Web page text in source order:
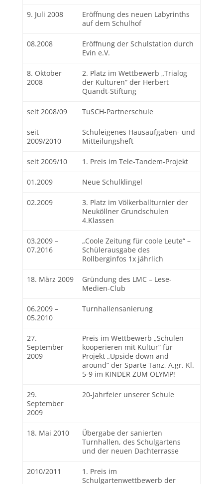
9. Juli 2008
Eröffnung des neuen Labyrinths
auf dem Schulhof
08.2008
Eröffnung der Schulstation durch
Evin e.V.
8. Oktober
2008
2. Platz im Wettbewerb „Trialog
der Kulturen“ der Herbert
Quandt-Stiftung
seit 2008/09 TuSCH-Partnerschule
seit
2009/2010
Schuleigenes Hausaufgaben- und
Mitteilungsheft
seit 2009/10 1. Preis im Tele-Tandem-Projekt
01.2009 Neue Schulklingel
02.2009
3. Platz im Völkerballturnier der
Neuköllner Grundschulen
4.Klassen
03.2009 –
07.2016
„Coole Zeitung für coole Leute“ –
Schülerausgabe des
Rollberginfos 1x jährlich
18. März 2009
Gründung des LMC – Lese-
Medien-Club
06.2009 –
05.2010
Turnhallensanierung
27.
September
2009
Preis im Wettbewerb „Schulen
kooperieren mit Kultur“ für
Projekt „Upside down and
around“ der Sparte Tanz, A.gr. Kl.
5-9 im KINDER ZUM OLYMP!
29.
September
2009
20-Jahrfeier unserer Schule
18. Mai 2010
Übergabe der sanierten
Turnhallen, des Schulgartens
und der neuen Dachterrasse
2010/2011
1. Preis im
Schulgartenwettbewerb der